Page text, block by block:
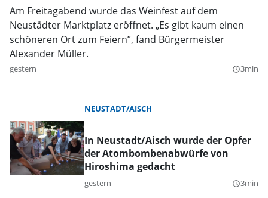
Am Freitagabend wurde das Weinfest auf dem
Neustädter Marktplatz eröffnet. „Es gibt kaum einen
schöneren Ort zum Feiern”, fand Bürgermeister
Alexander Müller.
gestern query_builder3min
NEUSTADT/AISCH
In Neustadt/Aisch wurde der Opfer
der Atombombenabwürfe von
Hiroshima gedacht
gestern query_builder3min